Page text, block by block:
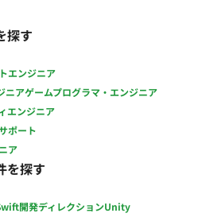
探す
エンジニア
ニアゲームプログラマ・エンジニア
エンジニア
ポート
ア
を探す
開発ディレクションUnity